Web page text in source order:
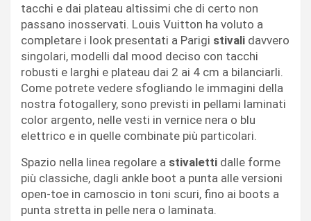
tacchi e dai plateau altissimi che di certo non
passano inosservati. Louis Vuitton ha voluto a
completare i look presentati a Parigi stivali davvero
singolari, modelli dal mood deciso con tacchi
robusti e larghi e plateau dai 2 ai 4 cm a bilanciarli.
Come potrete vedere sfogliando le immagini della
nostra fotogallery, sono previsti in pellami laminati
color argento, nelle vesti in vernice nera o blu
elettrico e in quelle combinate più particolari.
Spazio nella linea regolare a stivaletti dalle forme
più classiche, dagli ankle boot a punta alle versioni
open-toe in camoscio in toni scuri, fino ai boots a
punta stretta in pelle nera o laminata.